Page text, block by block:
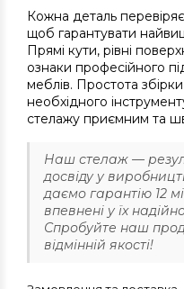
Кожна деталь
щоб гарантувати
Прямі кути, рівні
ознаки професійного
меблів. Простота
необхідного
стелажу приємним та
Наш стелаж —
досвіду у
даємо гарантію 12
впевнені у їх
Спробуйте наш
відмінній якості!